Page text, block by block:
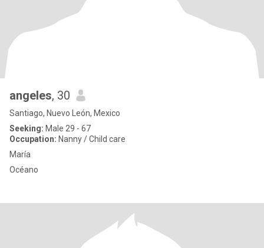
angeles, 30
Santiago, Nuevo León, Mexico
Seeking: Male 29 - 67
Occupation: Nanny / Child care
María
Océano